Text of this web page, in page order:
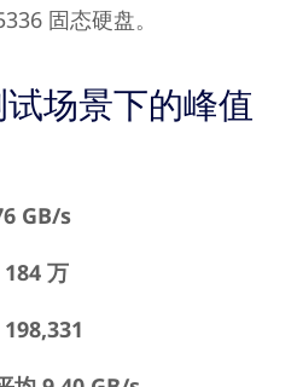
固态硬盘。
场景下的峰值
GB/s
184 万
198,331